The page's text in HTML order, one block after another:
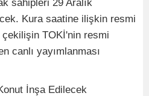
sahipleri 29 Aralık
Kura saatine ilişkin resmi
TOKİ'nin resmi
canlı yayımlanması
İnşa Edilecek